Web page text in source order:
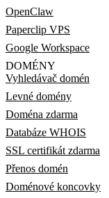
OpenClaw
Paperclip VPS
Google Workspace
DOMÉNY
Vyhledávač domén
Levné domény
Doména zdarma
Databáze WHOIS
SSL certifikát zdarma
Přenos domén
Doménové koncovky